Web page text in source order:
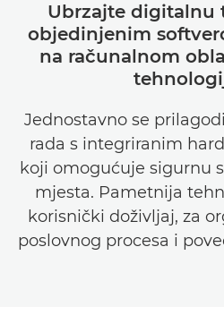
Ubrzajte digitalnu
objedinjenim
na računalnom
Jednostavno se
rada s integriranim
koji omogućuje sigurnu
mjesta. Pametnija
korisnički doživljaj, za
poslovnog procesa i